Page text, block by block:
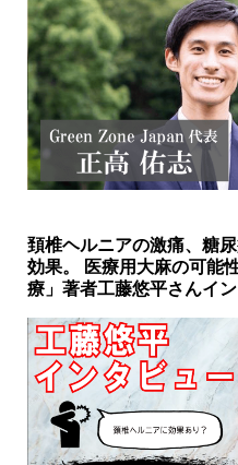
頚椎ヘルニアの激痛、糖
効果。 医療用大麻の可能
療」著者工藤悠平さんイ